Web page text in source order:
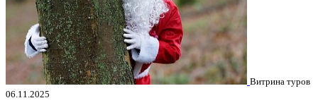
Витрина туров
06.11.2025